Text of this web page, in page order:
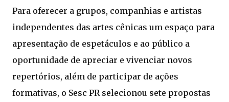
Para oferecer a grupos, companhias e artistas
independentes das artes cênicas um espaço para
apresentação de espetáculos e ao público a
oportunidade de apreciar e vivenciar novos
repertórios, além de participar de ações
formativas, o Sesc PR selecionou sete propostas